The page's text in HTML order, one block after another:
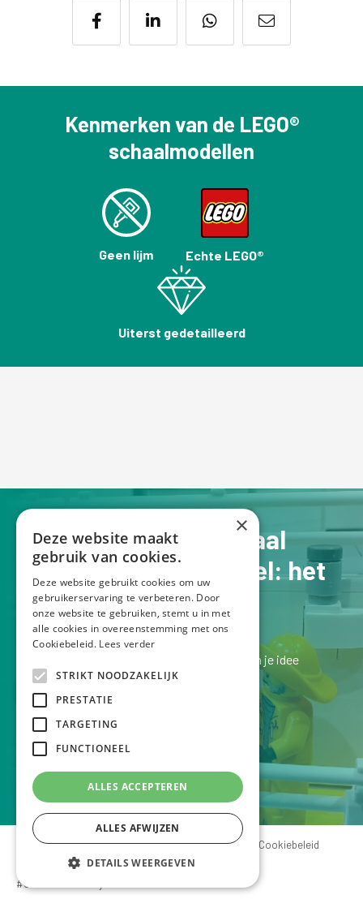
Kenmerken van de LEGO®
schaalmodellen
Geen lijm Echte LEGO®
Uiterst gedetailleerd
Jouw verhaal op schaal
Een Lego schaalmodel: het
perfecte pronkstuk
Laten we kennismaken bij een kopje koffie en je idee
bespreken.
Ik luister graag naar je verhaal!
VERTEL ME JE IDEE
© Legoschaalmodellen - created by Tom Van Mol
Cookiebeleid
Privacyverklaring
#codedwithlove by
×
Deze website maakt
gebruik van cookies.
Deze website gebruikt cookies om uw
gebruikerservaring te verbeteren. Door
onze website te gebruiken, stemt u in met
alle cookies in overeenstemming met ons
Cookiebeleid. Lees verder
STRIKT NOODZAKELIJK
PRESTATIE
TARGETING
FUNCTIONEEL
ALLES ACCEPTEREN
ALLES AFWIJZEN
DETAILS WEERGEVEN